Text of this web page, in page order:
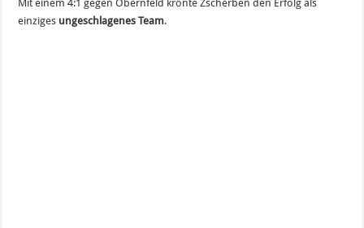
Mit einem 4:1 gegen Obernfeld krönte Zscherben den Erfolg als
einziges ungeschlagenes Team.